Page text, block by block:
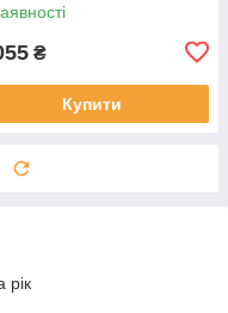
₴
Купити
рік